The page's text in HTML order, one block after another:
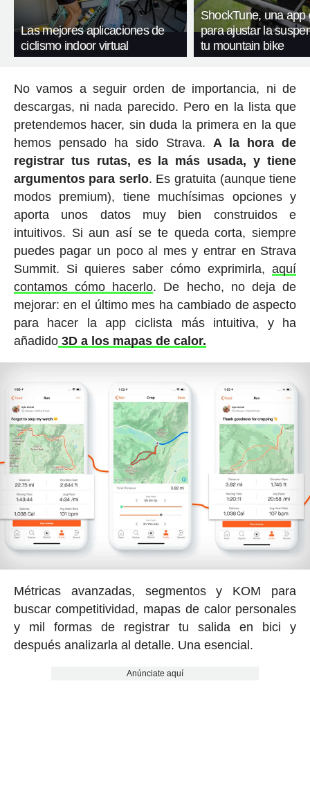
Las mejores aplicaciones de
ciclismo indoor virtual
ShockTune, una app
para ajustar la
tu mountain bike
No vamos a seguir orden de importancia, ni de
descargas, ni nada parecido. Pero en la lista que
pretendemos hacer, sin duda la primera en la que
hemos pensado ha sido Strava. A la hora de
registrar tus rutas, es la más usada, y tiene
argumentos para serlo. Es gratuita (aunque tiene
modos premium), tiene muchísimas opciones y
aporta unos datos muy bien construidos e
intuitivos. Si aun así se te queda corta, siempre
puedes pagar un poco al mes y entrar en Strava
Summit. Si quieres saber cómo exprimirla,aquí
contamos cómo hacerlo. De hecho, no deja de
mejorar: en el último mes ha cambiado de aspecto
para hacer la app ciclista más intuitiva, y ha
añadido3D a los mapas de calor.
Métricas avanzadas, segmentos y KOM para
buscar competitividad, mapas de calor personales
y mil formas de registrar tu salida en bici y
después analizarla al detalle. Una esencial.
Anúnciate aquí